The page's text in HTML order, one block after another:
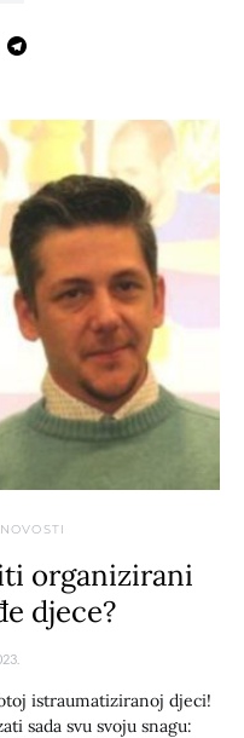
NOVOSTI
organizirani
djece?
istraumatiziranoj djeci!
sada svu svoju snagu: